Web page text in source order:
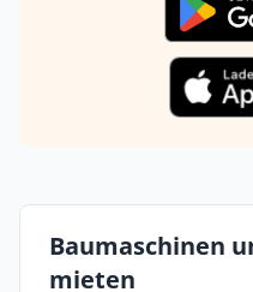
Baumaschinen
mieten